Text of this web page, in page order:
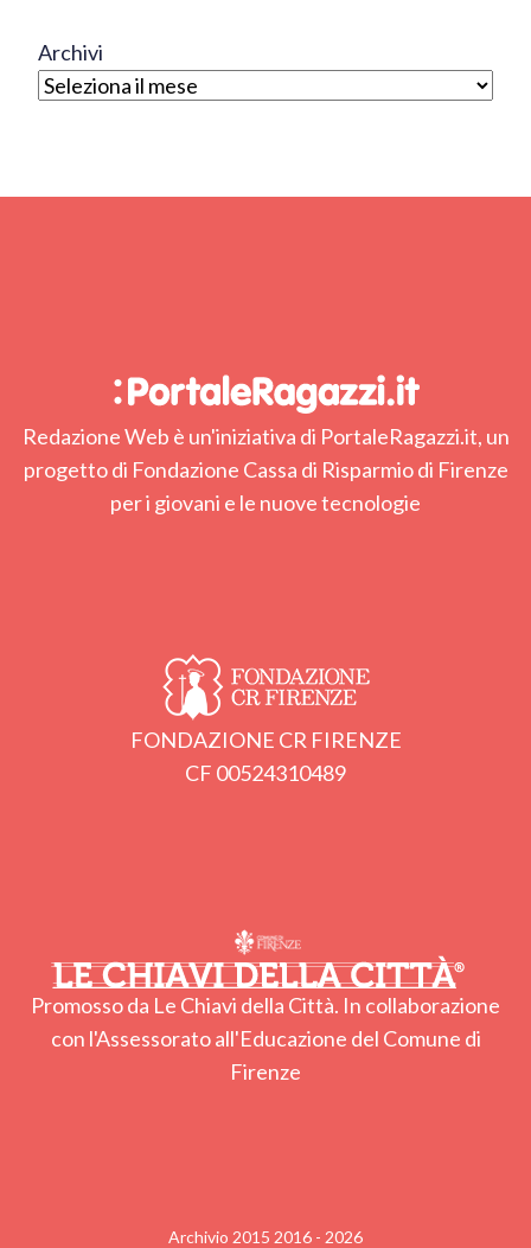
Archivi
Redazione Web è un'iniziativa di PortaleRagazzi.it, un
progetto di Fondazione Cassa di Risparmio di Firenze
per i giovani e le nuove tecnologie
FONDAZIONE CR FIRENZE
CF 00524310489
Promosso da Le Chiavi della Città. In collaborazione
con l'Assessorato all'Educazione del Comune di
Firenze
Archivio 2015 2016 - 2026